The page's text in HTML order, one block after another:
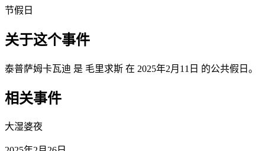
节假日
关于这个事件
泰普萨姆卡瓦迪 是 毛里求斯 在 2025年2月11日 的公共假日。
相关事件
大湿婆夜